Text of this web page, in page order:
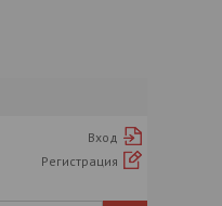
Вход
Регистрация